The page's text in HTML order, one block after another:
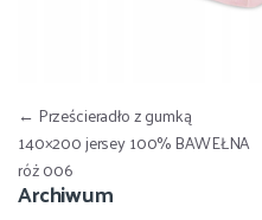
Nawigacja wpisu
← Prześcieradło z gumką
140×200 jersey 100% BAWEŁNA
róż 006
Archiwum